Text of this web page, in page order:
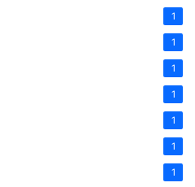
1
1
1
1
1
1
1